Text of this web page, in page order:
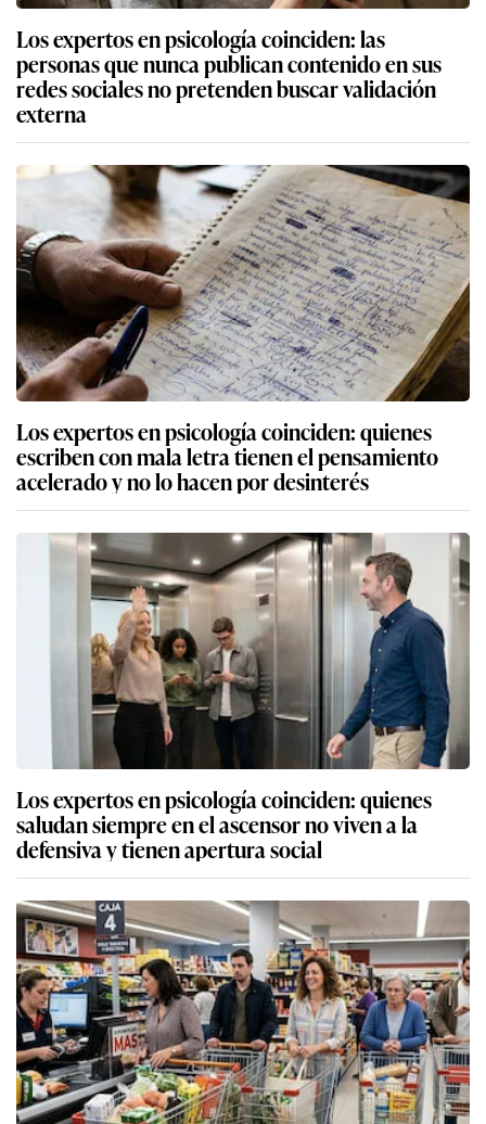
Los expertos en psicología coinciden: las
personas que nunca publican contenido en sus
redes sociales no pretenden buscar validación
externa
Los expertos en psicología coinciden: quienes
escriben con mala letra tienen el pensamiento
acelerado y no lo hacen por desinterés
Los expertos en psicología coinciden: quienes
saludan siempre en el ascensor no viven a la
defensiva y tienen apertura social